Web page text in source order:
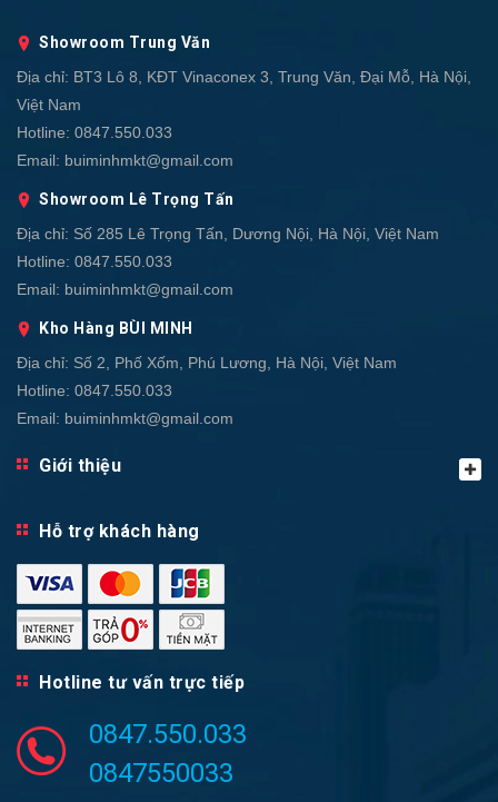
Showroom Trung Văn
Địa chỉ: BT3 Lô 8, KĐT Vinaconex 3, Trung Văn, Đại Mỗ, Hà Nội,
Việt Nam
Hotline: 0847.550.033
Email: buiminhmkt@gmail.com
Showroom Lê Trọng Tấn
Địa chỉ: Số 285 Lê Trọng Tấn, Dương Nội, Hà Nội, Việt Nam
Hotline: 0847.550.033
Email: buiminhmkt@gmail.com
Kho Hàng BÙI MINH
Địa chỉ: Số 2, Phố Xốm, Phú Lương, Hà Nội, Việt Nam
Hotline: 0847.550.033
Email: buiminhmkt@gmail.com
Giới thiệu
Hỗ trợ khách hàng
Hotline tư vấn trực tiếp
0847.550.033
0847550033